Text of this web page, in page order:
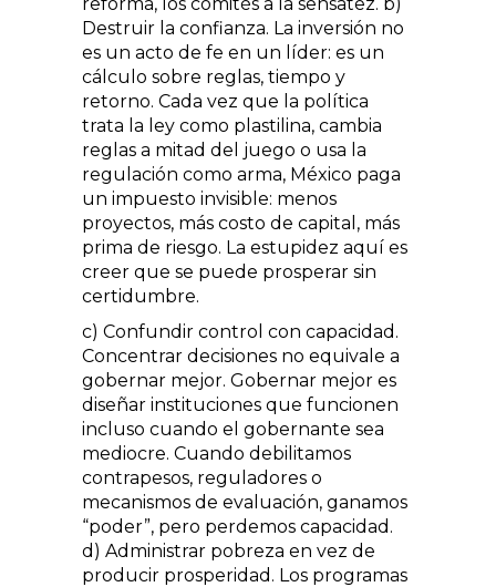
Destruir la confianza. La inversión no
es un acto de fe en un líder: es un
cálculo sobre reglas, tiempo y
retorno. Cada vez que la política
trata la ley como plastilina, cambia
reglas a mitad del juego o usa la
regulación como arma, México paga
un impuesto invisible: menos
proyectos, más costo de capital, más
prima de riesgo. La estupidez aquí es
creer que se puede prosperar sin
certidumbre.
c) Confundir control con capacidad.
Concentrar decisiones no equivale a
gobernar mejor. Gobernar mejor es
diseñar instituciones que funcionen
incluso cuando el gobernante sea
mediocre. Cuando debilitamos
contrapesos, reguladores o
mecanismos de evaluación, ganamos
“poder”, pero perdemos capacidad.
d) Administrar pobreza en vez de
producir prosperidad. Los programas